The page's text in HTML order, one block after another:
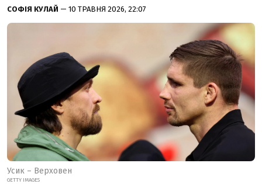
СОФІЯ КУЛАЙ — 10 ТРАВНЯ 2026, 22:07
Усик – Верховен
GETTY IMAGES